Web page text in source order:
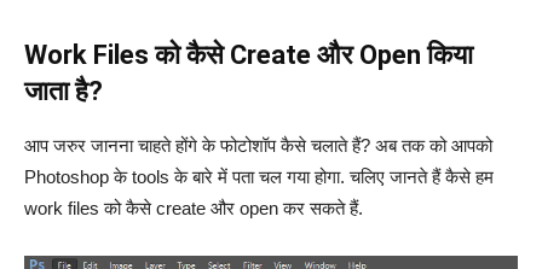
Work Files को कैसे Create और Open किया
जाता है?
आप जरुर जानना चाहते होंगे के फोटोशॉप कैसे चलाते हैं? अब तक को आपको
Photoshop के tools के बारे में पता चल गया होगा. चलिए जानते हैं कैसे हम
work files को कैसे create और open कर सकते हैं.